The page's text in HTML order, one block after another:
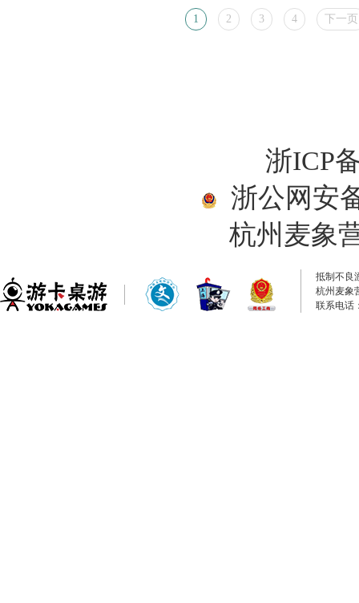
1 2 3 4 下一页
浙ICP
浙公网安
杭州麦象
抵制不良
杭州麦象
联系电话